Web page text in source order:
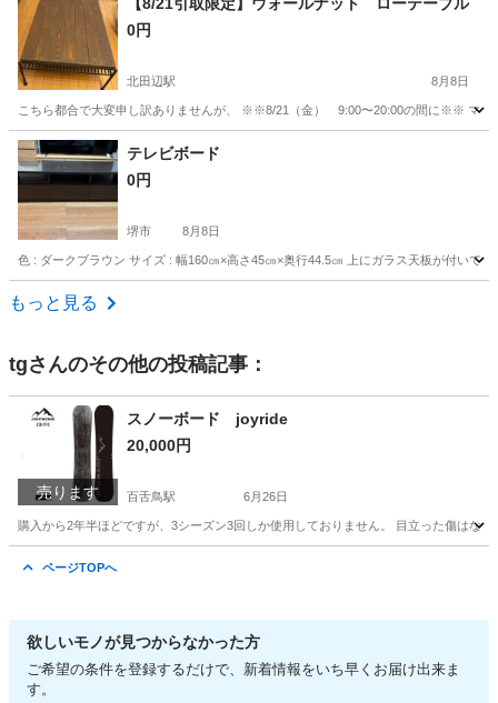
0円
北田辺駅 8月8日
こちら都合で大変申し訳ありませんが、 ※※8/21（金） 9:00〜20:00の間に※※ マン
大阪 大阪市 北田辺駅 テーブル
テレビボード
0円
堺市 8月8日
色 : ダークブラウン サイズ : 幅160㎝×高さ45㎝×奥行44.5㎝ 上にガラス天板が付いて
大阪 堺市
もっと見る
tgさんのその他の投稿記事：
売ります
スノーボード joyride
20,000円
百舌鳥駅 6月26日
購入から2年半ほどですが、3シーズン3回しか使用しておりません。 目立った傷はな
ページTOPへ
欲しいモノが見つからなかった方
ご希望の条件を登録するだけで、新着情報をいち早くお届け出来ま
す。